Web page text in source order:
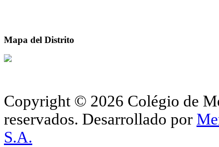
Mapa del Distrito
Copyright © 2026 Colégio de
reservados. Desarrollado por
S.A.